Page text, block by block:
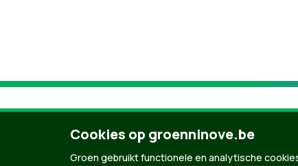
Cookies op groenninove.be
Groen gebruikt functionele en analytische